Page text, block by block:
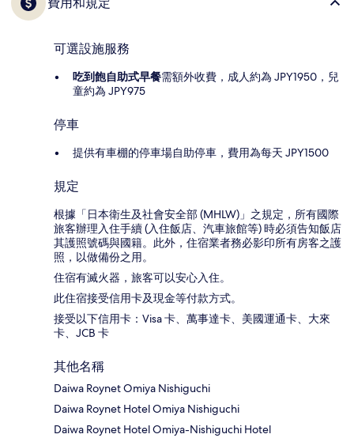
可選設施服務
吃到飽自助式早餐需額外收費，成人約為 JPY1950，兒
童約為 JPY975
停車
提供有車棚的停車場自助停車，費用為每天 JPY1500
規定
根據「日本衛生及社會安全部 (MHLW)」之規定，所有國際
旅客辦理入住手續 (入住飯店、汽車旅館等) 時必須告知飯店
其護照號碼與國籍。此外，住宿業者務必影印所有房客之護
照，以做備份之用。
住宿有滅火器，旅客可以安心入住。
此住宿接受信用卡及現金等付款方式。
接受以下信用卡：Visa 卡、萬事達卡、美國運通卡、大來
卡、JCB 卡
其他名稱
Daiwa Roynet Omiya Nishiguchi
Daiwa Roynet Hotel Omiya Nishiguchi
Daiwa Roynet Hotel Omiya-Nishiguchi Hotel